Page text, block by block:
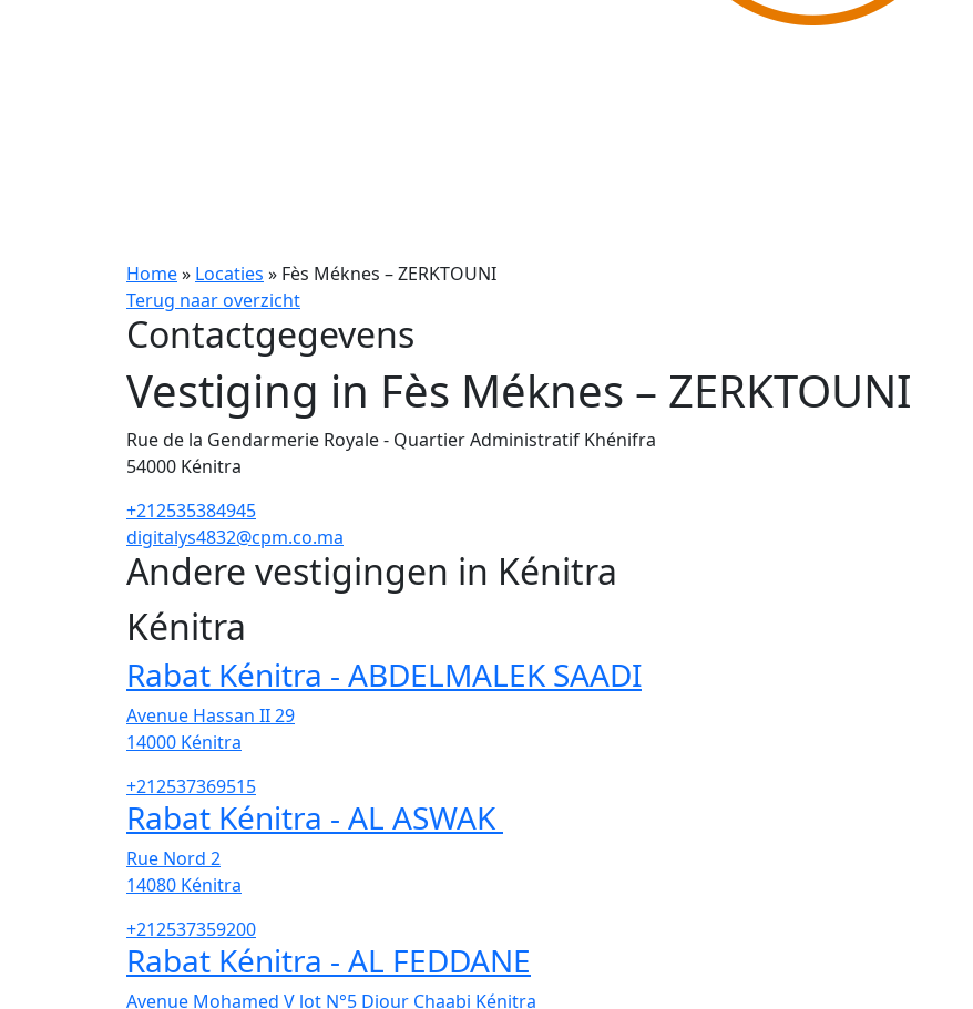
Home» Locaties » Fès Méknes – ZERKTOUNI
Terug naar overzicht
Contactgegevens
Vestiging in Fès Méknes – ZERKTOUNI
Rue de la Gendarmerie Royale - Quartier Administratif Khénifra
54000 Kénitra
+212535384945
digitalys4832@cpm.co.ma
Andere vestigingen in Kénitra
Kénitra
Rabat Kénitra - ABDELMALEK SAADI
Avenue Hassan II 29
14000 Kénitra
+212537369515
Rabat Kénitra - AL ASWAK
Rue Nord 2
14080 Kénitra
+212537359200
Rabat Kénitra - AL FEDDANE
Avenue Mohamed V lot N°5 Diour Chaabi Kénitra